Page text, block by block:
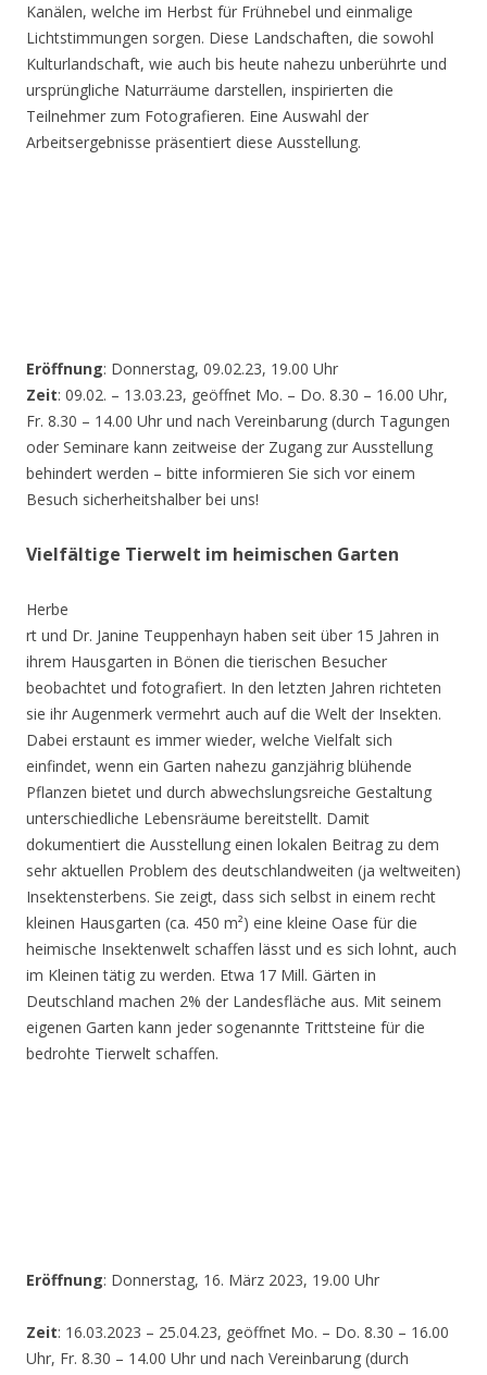
Kanälen, welche im Herbst für Frühnebel und einmalige
Lichtstimmungen sorgen. Diese Landschaften, die sowohl
Kulturlandschaft, wie auch bis heute nahezu unberührte und
ursprüngliche Naturräume darstellen, inspirierten die
Teilnehmer zum Fotografieren. Eine Auswahl der
Arbeitsergebnisse präsentiert diese Ausstellung.
Eröffnung: Donnerstag, 09.02.23, 19.00 Uhr
Zeit: 09.02. – 13.03.23, geöffnet Mo. – Do. 8.30 – 16.00 Uhr,
Fr. 8.30 – 14.00 Uhr und nach Vereinbarung (durch Tagungen
oder Seminare kann zeitweise der Zugang zur Ausstellung
behindert werden – bitte informieren Sie sich vor einem
Besuch sicherheitshalber bei uns!
Vielfältige Tierwelt im heimischen Garten
Herbe
rt und Dr. Janine Teuppenhayn haben seit über 15 Jahren in
ihrem Hausgarten in Bönen die tierischen Besucher
beobachtet und fotografiert. In den letzten Jahren richteten
sie ihr Augenmerk vermehrt auch auf die Welt der Insekten.
Dabei erstaunt es immer wieder, welche Vielfalt sich
einfindet, wenn ein Garten nahezu ganzjährig blühende
Pflanzen bietet und durch abwechslungsreiche Gestaltung
unterschiedliche Lebensräume bereitstellt. Damit
dokumentiert die Ausstellung einen lokalen Beitrag zu dem
sehr aktuellen Problem des deutschlandweiten (ja weltweiten)
Insektensterbens. Sie zeigt, dass sich selbst in einem recht
kleinen Hausgarten (ca. 450 m²) eine kleine Oase für die
heimische Insektenwelt schaffen lässt und es sich lohnt, auch
im Kleinen tätig zu werden. Etwa 17 Mill. Gärten in
Deutschland machen 2% der Landesfläche aus. Mit seinem
eigenen Garten kann jeder sogenannte Trittsteine für die
bedrohte Tierwelt schaffen.
Eröffnung: Donnerstag, 16. März 2023, 19.00 Uhr
Zeit: 16.03.2023 – 25.04.23, geöffnet Mo. – Do. 8.30 – 16.00
Uhr, Fr. 8.30 – 14.00 Uhr und nach Vereinbarung (durch